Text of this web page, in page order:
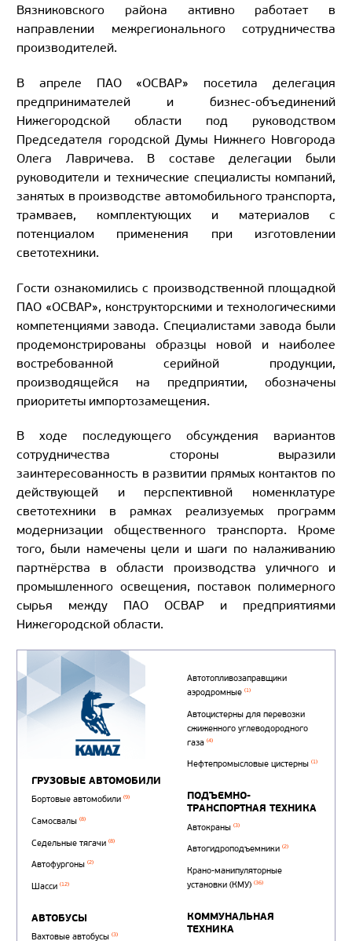
Вязниковского района активно работает в
направлении межрегионального сотрудничества
производителей.
В апреле ПАО «ОСВАР» посетила делегация
предпринимателей и бизнес-объединений
Нижегородской области под руководством
Председателя городской Думы Нижнего Новгорода
Олега Лавричева. В составе делегации были
руководители и технические специалисты компаний,
занятых в производстве автомобильного транспорта,
трамваев, комплектующих и материалов с
потенциалом применения при изготовлении
светотехники.
Гости ознакомились с производственной площадкой
ПАО «ОСВАР», конструкторскими и технологическими
компетенциями завода. Специалистами завода были
продемонстрированы образцы новой и наиболее
востребованной серийной продукции,
производящейся на предприятии, обозначены
приоритеты импортозамещения.
В ходе последующего обсуждения вариантов
сотрудничества стороны выразили
заинтересованность в развитии прямых контактов по
действующей и перспективной номенклатуре
светотехники в рамках реализуемых программ
модернизации общественного транспорта. Кроме
того, были намечены цели и шаги по налаживанию
партнёрства в области производства уличного и
промышленного освещения, поставок полимерного
сырья между ПАО ОСВАР и предприятиями
Нижегородской области.